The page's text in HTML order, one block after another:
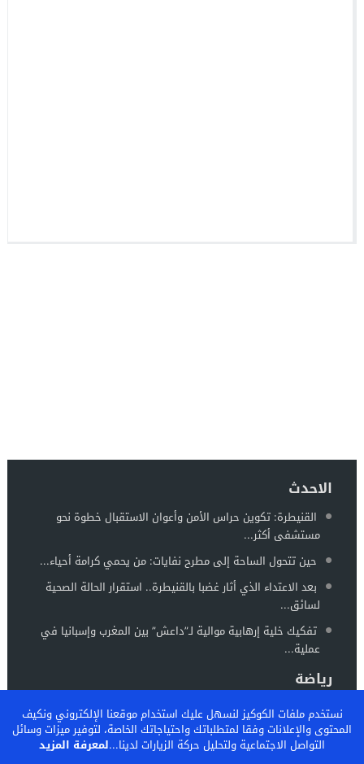
الاحدث
القنيطرة: تكوين حراس الأمن وأعوان الاستقبال خطوة نحو
مستشفى أكثر...
حين تتحول الساحة إلى مطرح نفايات: من يحمي كرامة أحياء...
بعد الاعتداء الذي أثار غضبا بالقنيطرة.. استقرار الحالة الصحية
لسائق...
تفكيك خلية إرهابية موالية لـ”داعش” بين المغرب وإسبانيا في
عملية...
رياضة
الجمع العام للجامعة الملكية المغربية لكرة اليد: صفحة جديدة
وإصلاحات...
المغرب يستعد لاحتضان “كان السيدات 2026” في موعد جديد
نستخدم ملفات الكوكيز لنسهل عليك استخدام موقعنا الإلكتروني ونكيف
المحتوى والإعلانات وفقا لمتطلباتك واحتياجاتك الخاصة، لتوفير ميزات وسائل
التواصل الاجتماعية ولتحليل حركة الزيارات لدينا...لمعرفة المزيد